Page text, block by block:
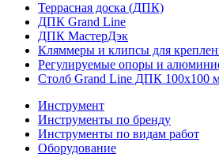
Террасная доска (ДПК)
ДПК Grand Line
ДПК МастерДэк
Кляммеры и клипсы для
Регулируемые опоры и
Столб Grand Line ДПК 100х100
Инструмент
Инструменты по бренду
Инструменты по видам работ
Оборудование